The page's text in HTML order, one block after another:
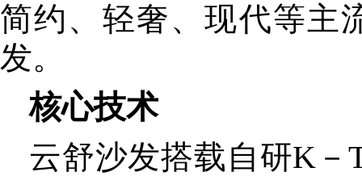
简约、轻奢、现代等主
发。
核心技术
云舒沙发搭载自研K－